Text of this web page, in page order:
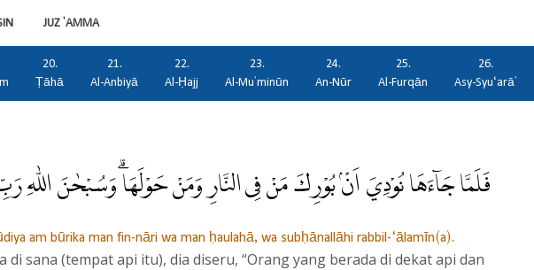
JUZ 'AMMA
20.
Ṭāhā
21.
Al-Anbiyā
22.
Al-Ḥajj
23.
Al-Mu'minūn
24.
An-Nūr
25.
Al-Furqān
26.
Asy-Syu‘arā'
فَلَمَّا جَاۤءَهَا نُوْدِيَ اَنْۢ بُوْرِكَ مَنْ فِى النَّارِ وَمَنْ حَوْلَهَاۗ وَسُبْحٰنَ اللّٰهِ رَبِّ
am būrika man fin-nāri wa man ḥaulahā, wa subḥānallāhi rabbil-‘ālamīn(a).
di sana (tempat api itu), dia diseru, “Orang yang berada di dekat api dan